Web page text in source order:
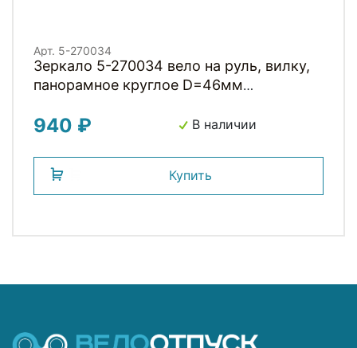
Арт. 5-270034
Зеркало 5-270034 вело на руль, вилку,
панорамное круглое D=46мм
940 ₽ В наличии
Купить